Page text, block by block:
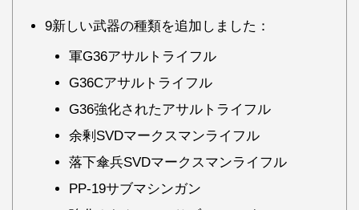
9新しい武器の種類を追加しました：
軍G36アサルトライフル
G36Cアサルトライフル
G36強化されたアサルトライフル
余剰SVDマークスマンライフル
落下傘兵SVDマークスマンライフル
PP-19サブマシンガン